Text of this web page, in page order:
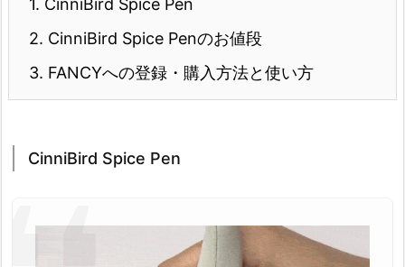
1. CinniBird Spice Pen
2. CinniBird Spice Penのお値段
3. FANCYへの登録・購入方法と使い方
CinniBird Spice Pen